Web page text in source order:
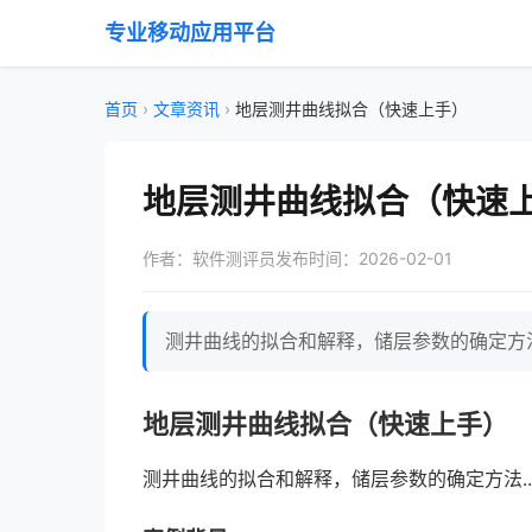
专业移动应用平台
首页 › 文章资讯 › 地层测井曲线拟合（快速上手）
地层测井曲线拟合（快速
作者：软件测评员 发布时间：2026-02-01
测井曲线的拟合和解释，储层参数的确定方
地层测井曲线拟合（快速上手）
测井曲线的拟合和解释，储层参数的确定方法